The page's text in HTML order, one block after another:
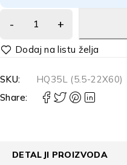
Alternative:
SKU:
HQ35L (5.5-22X60)
Share:
DETALJI PROIZVODA